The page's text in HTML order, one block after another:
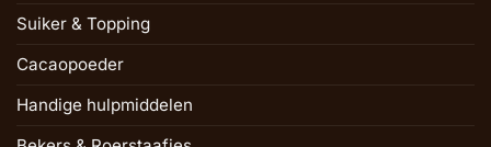
Suiker & Topping
Cacaopoeder
Handige hulpmiddelen